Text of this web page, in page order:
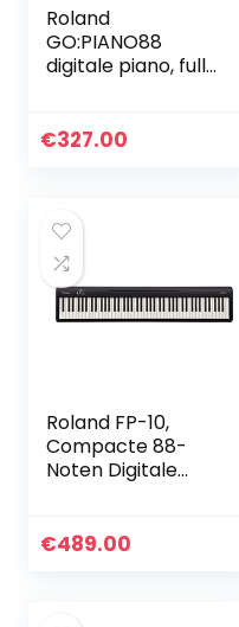
Roland
GO:PIANO88
digitale piano, full-
€327.00
Roland FP-10,
Compacte 88-
Noten Digitale
Piano Tones,
€489.00